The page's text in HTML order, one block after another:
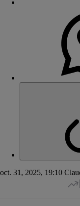
oct. 31, 2025, 19:10